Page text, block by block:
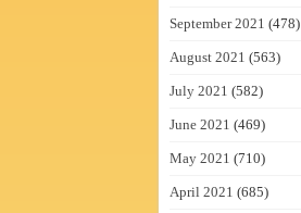
September 2021 (478)
August 2021 (563)
July 2021 (582)
June 2021 (469)
May 2021 (710)
April 2021 (685)